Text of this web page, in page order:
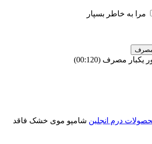
مرا به خاطر بسپار
مصرف
یکبار مصرف (00:
120
)
درم انجلین شامپو موی خشک فاقد